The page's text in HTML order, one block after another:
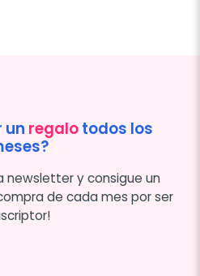
un regalotodos los
newsletter y consigue un
de cada mes por ser